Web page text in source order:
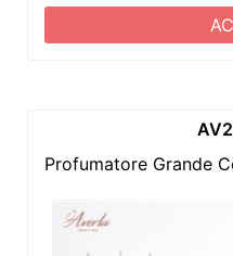
Profumatore Grande